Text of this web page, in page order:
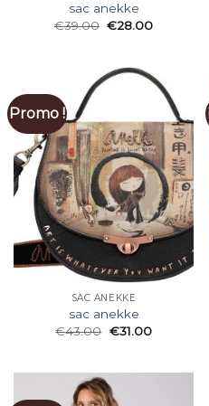
sac anekke
€39.00 €28.00
Promo !
SAC ANEKKE
sac anekke
€43.00 €31.00